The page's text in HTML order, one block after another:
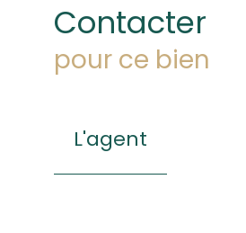
Contacter
pour ce bien
L'agent